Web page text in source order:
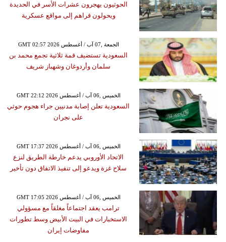
الحوثيون يهجرون عشرات الأسر في الحديدة
ويحولون قراهم إلى مواقع عسكرية
GMT 02:57 2026 الجمعة ,07 آب / أغسطس
السعودية تستضيف قمة ثلاثية تجمع محمد بن
سلمان وأردوغان وشهباز شريف
GMT 22:12 2026 الخميس ,06 آب / أغسطس
السعودية تعلن إصابة مدنيين جراء هجوم حوثي
على نجران
GMT 17:37 2026 الخميس ,06 آب / أغسطس
الاتحاد الأوروبي يدعم خارطة الطريق لنزع
سلاح غزة ويدعو إلى تنفيذ الاتفاق دون تأخير
GMT 17:05 2026 الخميس ,06 آب / أغسطس
ترامب يعقد اجتماعاً مغلقاً مع مسؤولي
الاستخبارات في البيت الأبيض وسط تطورات
مفاوضات إيران